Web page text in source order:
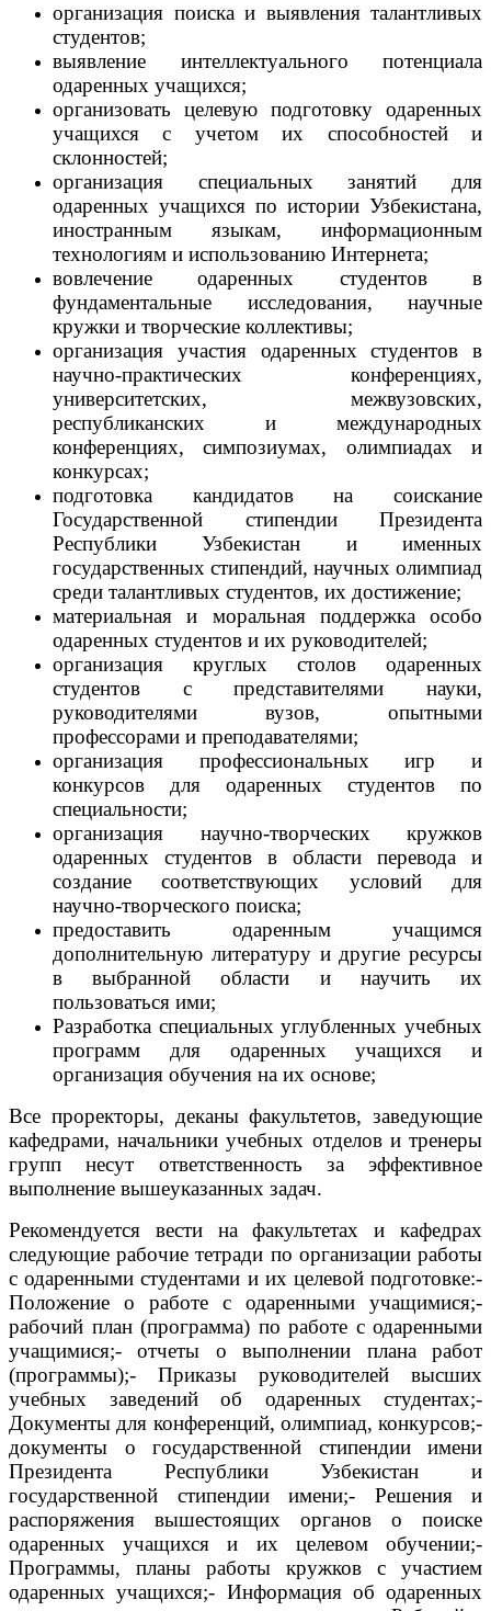
организация поиска и выявления талантливых
студентов;
выявление интеллектуального потенциала
одаренных учащихся;
организовать целевую подготовку одаренных
учащихся с учетом их способностей и
склонностей;
организация специальных занятий для
одаренных учащихся по истории Узбекистана,
иностранным языкам, информационным
технологиям и использованию Интернета;
вовлечение одаренных студентов в
фундаментальные исследования, научные
кружки и творческие коллективы;
организация участия одаренных студентов в
научно-практических конференциях,
университетских, межвузовских,
республиканских и международных
конференциях, симпозиумах, олимпиадах и
конкурсах;
подготовка кандидатов на соискание
Государственной стипендии Президента
Республики Узбекистан и именных
государственных стипендий, научных олимпиад
среди талантливых студентов, их достижение;
материальная и моральная поддержка особо
одаренных студентов и их руководителей;
организация круглых столов одаренных
студентов с представителями науки,
руководителями вузов, опытными
профессорами и преподавателями;
организация профессиональных игр и
конкурсов для одаренных студентов по
специальности;
организация научно-творческих кружков
одаренных студентов в области перевода и
создание соответствующих условий для
научно-творческого поиска;
предоставить одаренным учащимся
дополнительную литературу и другие ресурсы
в выбранной области и научить их
пользоваться ими;
Разработка специальных углубленных учебных
программ для одаренных учащихся и
организация обучения на их основе;
Все проректоры, деканы факультетов, заведующие
кафедрами, начальники учебных отделов и тренеры
групп несут ответственность за эффективное
выполнение вышеуказанных задач.
Рекомендуется вести на факультетах и ​​кафедрах
следующие рабочие тетради по организации работы
с одаренными студентами и их целевой подготовке:-
Положение о работе с одаренными учащимися;-
рабочий план (программа) по работе с одаренными
учащимися;- отчеты о выполнении плана работ
(программы);- Приказы руководителей высших
учебных заведений об одаренных студентах;-
Документы для конференций, олимпиад, конкурсов;-
документы о государственной стипендии имени
Президента Республики Узбекистан и
государственной стипендии имени;- Решения и
распоряжения вышестоящих органов о поиске
одаренных учащихся и их целевом обучении;-
Программы, планы работы кружков с участием
одаренных учащихся;- Информация об одаренных